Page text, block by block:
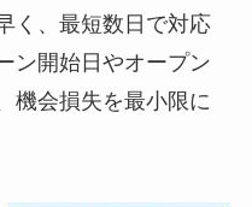
く、最短数日で対応
ン開始日やオープン
機会損失を最小限に